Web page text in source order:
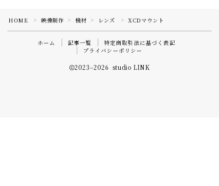
HOME ＞ 映像制作 ＞ 機材 ＞ レンズ ＞ XCDマウント
ホーム 記事一覧
特定商取引法に基づく表記
プライバシーポリシー
2023–2026 studio LINK